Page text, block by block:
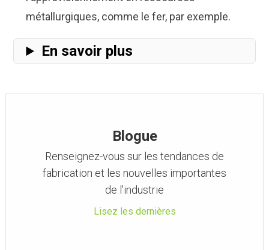
métallurgiques, comme le fer, par exemple.
En savoir plus
Blogue
Renseignez-vous sur les tendances de
fabrication et les nouvelles importantes
de l'industrie
Lisez les dernières